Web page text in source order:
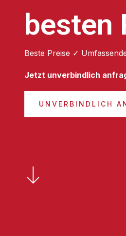
besten
Beste Preise ✓
Jetzt unverbindlich
UNVERBINDLICH